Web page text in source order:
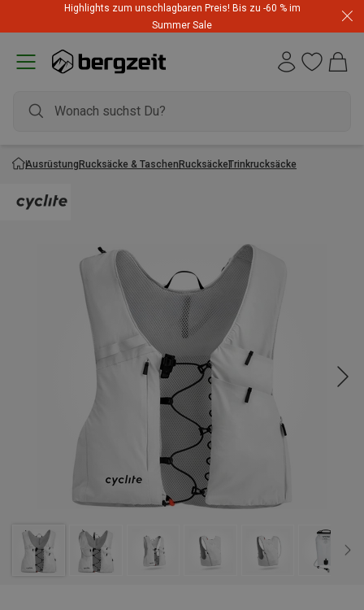
Highlights zum unschlagbaren Preis! Bis zu -60 % im
Summer Sale
AusrüstungRucksäcke & TaschenRucksäckeTrinkrucksäcke